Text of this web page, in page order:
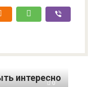
интересно
0